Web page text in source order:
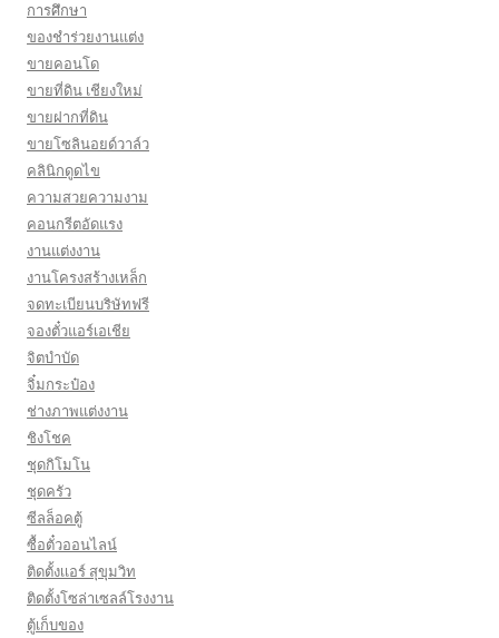
การศึกษา
ของชำร่วยงานแต่ง
ขายคอนโด
ขายที่ดิน เชียงใหม่
ขายฝากที่ดิน
ขายโซลินอยด์วาล์ว
คลินิกดูดไข
ความสวยความงาม
คอนกรีตอัดแรง
งานแต่งงาน
งานโครงสร้างเหล็ก
จดทะเบียนบริษัทฟรี
จองตั๋วแอร์เอเชีย
จิตบำบัด
จิ๋มกระป๋อง
ช่างภาพแต่งงาน
ชิงโชค
ชุดกิโมโน
ชุดครัว
ซีลล็อคตู้
ซื้อตั๋วออนไลน์
ติดตั้งเเอร์ สุขุมวิท
ติดตั้งโซล่าเซลล์โรงงาน
ตู้เก็บของ